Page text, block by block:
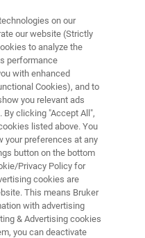
Bruker
Anbieter von
für Forschung und
Mitarbeitende und
nur so können
werden.
on our
our website (Strictly
to analyze the
performance
with enhanced
Cookies), and to
you relevant ads
By clicking "Accept All",
listed above. You
your preferences at any
button on the bottom
Privacy Policy for
cookies are
This means Bruker
with advertising
& Advertising cookies
you can deactivate